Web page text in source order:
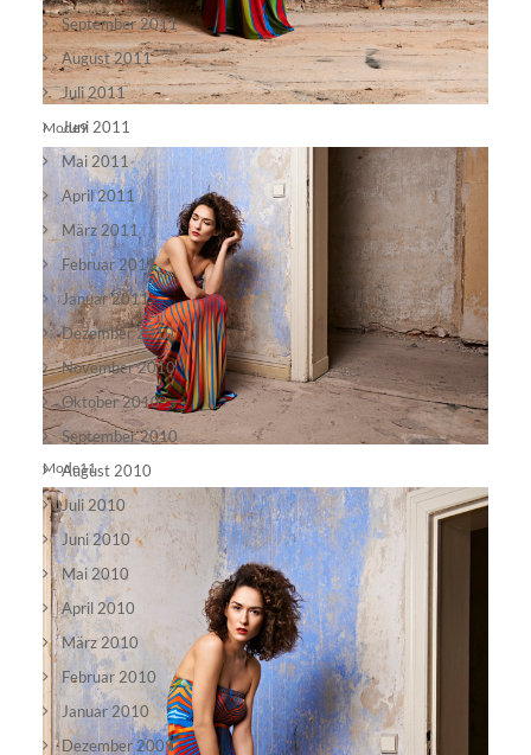
Mode9
Mode11
September 2011
August 2011
Juli 2011
Juni 2011
Mai 2011
April 2011
März 2011
Februar 2011
Januar 2011
Dezember 2010
November 2010
Oktober 2010
September 2010
August 2010
Juli 2010
Juni 2010
Mai 2010
April 2010
März 2010
Februar 2010
Januar 2010
Dezember 2009